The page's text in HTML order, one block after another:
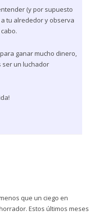
(y por supuesto
tu alrededor y observa
ganar mucho dinero,
ser un luchador
que un ciego en
Estos últimos meses